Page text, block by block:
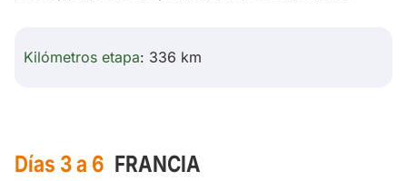
Kilómetros etapa: 336 km
Días 3 a 6 FRANCIA